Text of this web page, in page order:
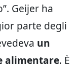
Geijer ha
parte degli
un
alimentare. È